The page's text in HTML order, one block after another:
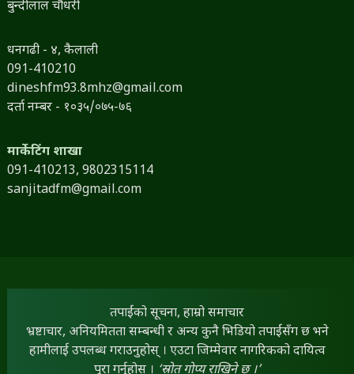
बुन्दीलाल चौधरी
धनगढी - ४, कैलाली
091-410210
dineshfm93.8mhz@gmail.com
दर्ता नम्बर - १०३५/०७५-७६
मार्केटिंग शाखा
091-410213, 9802315114
sanjitadfm@gmail.com
तपाईंको सूचना, हाम्रो समाचार
भ्रष्टाचार, अनियमितता सम्बन्धी र अन्य कुनै भिडियो तपाईंसँग छ भने
हामीलाई उपलब्ध गराउनुहोस् । एउटा जिम्मेवार नागरिकको दायित्व
पूरा गर्नुहोस् । ‘स्रोत गोप्य राखिने छ ।’